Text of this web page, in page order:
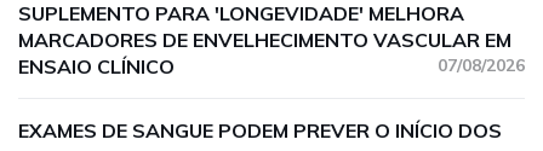
SUPLEMENTO PARA 'LONGEVIDADE' MELHORA
MARCADORES DE ENVELHECIMENTO VASCULAR EM
ENSAIO CLÍNICO
07/08/2026
EXAMES DE SANGUE PODEM PREVER O INÍCIO DOS